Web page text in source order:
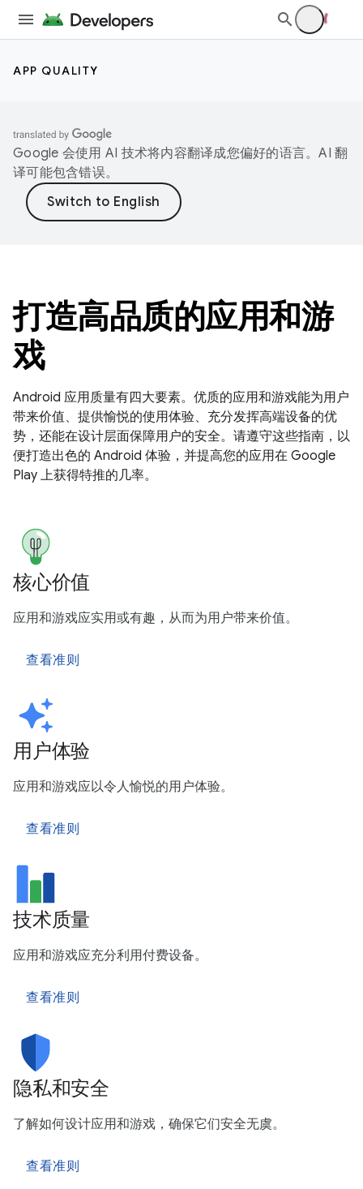
APP QUALITY
Google 会使用 AI 技术将内容翻译成您偏好的语言。AI 翻
译可能包含错误。
打造高品质的应用和游
戏
Android 应用质量有四大要素。优质的应用和游戏能为用户
带来价值、提供愉悦的使用体验、充分发挥高端设备的优
势，还能在设计层面保障用户的安全。请遵守这些指南，以
便打造出色的 Android 体验，并提高您的应用在 Google
Play 上获得特推的几率。
核心价值
应用和游戏应实用或有趣，从而为用户带来价值。
查看准则
用户体验
应用和游戏应以令人愉悦的用户体验。
查看准则
技术质量
应用和游戏应充分利用付费设备。
查看准则
隐私和安全
了解如何设计应用和游戏，确保它们安全无虞。
查看准则